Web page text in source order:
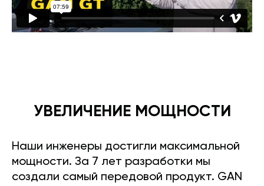
УВЕЛИЧЕНИЕ МОЩНОСТИ
Наши инженеры достигли максимальной
мощности. За 7 лет разработки мы
создали самый передовой продукт. GAN